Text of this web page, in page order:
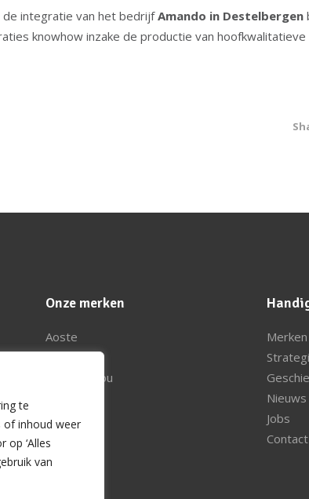
te
of inhoud weer
op ‘Alles
van
integratie van het bedrijfAmando in Destelbergen
knowhow inzake de productie van
Onze merken
Aoste
Marcassou
Justin Bridou
Disney
Imperial
Merken
Nieuws
Jobs
Contact